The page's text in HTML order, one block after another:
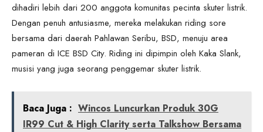
dihadiri lebih dari 200 anggota komunitas pecinta skuter listrik.
Dengan penuh antusiasme, mereka melakukan riding sore
bersama dari daerah Pahlawan Seribu, BSD, menuju area
pameran di ICE BSD City. Riding ini dipimpin oleh Kaka Slank,
musisi yang juga seorang penggemar skuter listrik.
Baca Juga : Wincos Luncurkan Produk 30G
IR99 Cut & High Clarity serta Talkshow Bersama